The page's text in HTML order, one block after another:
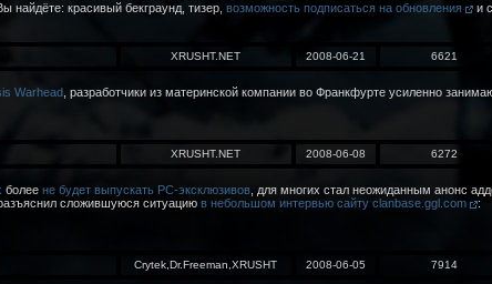
найдёте: красивый бекграунд, тизер, возможность подписаться на обновления и
XRUSHT.NET 2008-06-21 6621
Warhead, разработчики из материнской компании во Франкфурте усиленно
XRUSHT.NET 2008-06-08 6272
более не будет выпускать PC-эксклюзивов, для многих стал неожиданным анонс
сложившуюся ситуацию в небольшом интервью сайту clanbase.ggl.com
:
Crytek,Dr.Freeman,XRUSHT 2008-06-05 7914